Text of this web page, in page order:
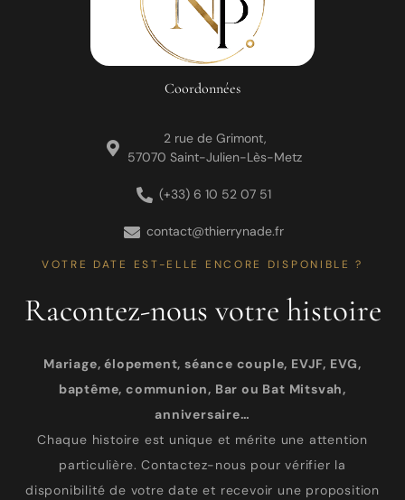
Coordonnées
2 rue de Grimont,
57070 Saint-Julien-Lès-Metz
(+33) 6 10 52 07 51
contact@thierrynade.fr
VOTRE DATE EST-ELLE ENCORE DISPONIBLE ?
Racontez-nous votre histoire
Mariage, élopement, séance couple, EVJF, EVG,
baptême, communion, Bar ou Bat Mitsvah,
anniversaire…
Chaque histoire est unique et mérite une attention
particulière. Contactez-nous pour vérifier la
disponibilité de votre date et recevoir une proposition